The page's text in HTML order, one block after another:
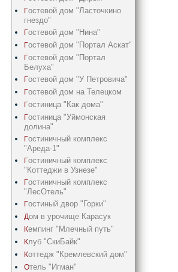
Гостевой дом "Ласточкино
гнездо"
Гостевой дом "Нина"
Гостевой дом "Портал Аскат"
Гостевой дом "Портал
Белуха"
Гостевой дом "У Петровича"
Гостевой дом на Телецком
Гостиница "Как дома"
Гостиница "Уймонская
долина"
Гостиничный комплекс
"Ареда-1"
Гостиничный комплекс
"Коттеджи в Узнезе"
Гостиничный комплекс
"ЛесОтель"
Гостиный двор "Горки"
Дом в урочище Карасук
Кемпинг "Млечный путь"
Клуб "СкиБайк"
Коттедж "Кремлевский дом"
Отель "Игман"